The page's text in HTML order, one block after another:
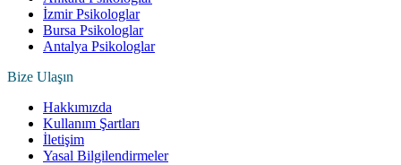
İzmir Psikologlar
Bursa Psikologlar
Antalya Psikologlar
Bize Ulaşın
Hakkımızda
Kullanım Şartları
İletişim
Yasal Bilgilendirmeler